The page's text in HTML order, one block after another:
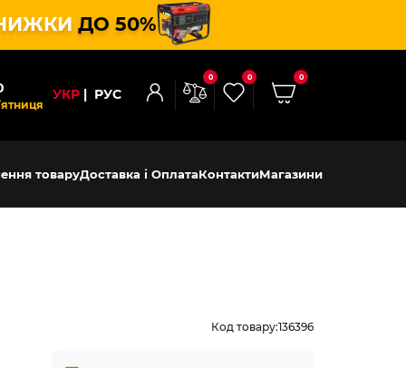
ДО 50%
УКР РУС
0 0 0
товаруДоставка і ОплатаКонтактиМагазини
Код товару:136396